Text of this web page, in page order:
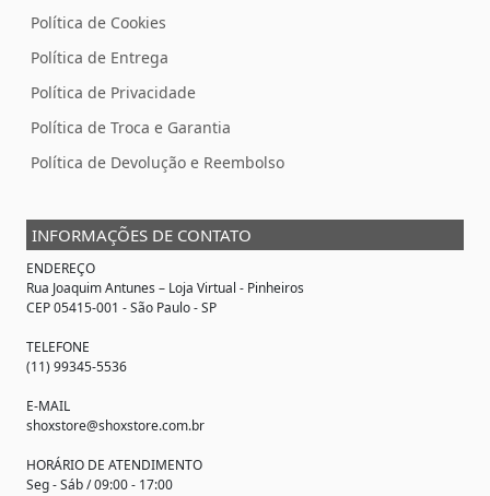
Política de Cookies
Política de Entrega
Política de Privacidade
Política de Troca e Garantia
Política de Devolução e Reembolso
INFORMAÇÕES DE CONTATO
ENDEREÇO
Rua Joaquim Antunes – Loja Virtual - Pinheiros
CEP 05415-001 - São Paulo - SP
TELEFONE
(11) 99345-5536
E-MAIL
shoxstore@shoxstore.com.br
HORÁRIO DE ATENDIMENTO
Seg - Sáb / 09:00 - 17:00